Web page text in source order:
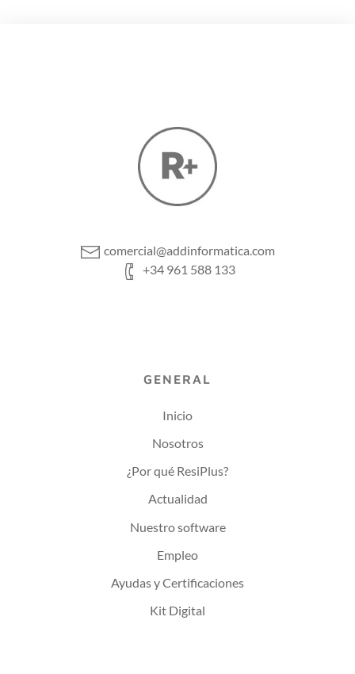
comercial@addinformatica.com
+34 961 588 133
GENERAL
Inicio
Nosotros
¿Por qué ResiPlus?
Actualidad
Nuestro software
Empleo
Ayudas y Certificaciones
Kit Digital